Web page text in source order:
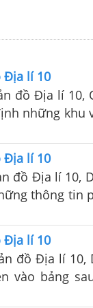
Địa lí 10
đồ Địa lí 10,
những khu
Địa lí 10
đồ Địa lí 10,
thông tin
Địa lí 10
đồ Địa lí 10,
vào bảng